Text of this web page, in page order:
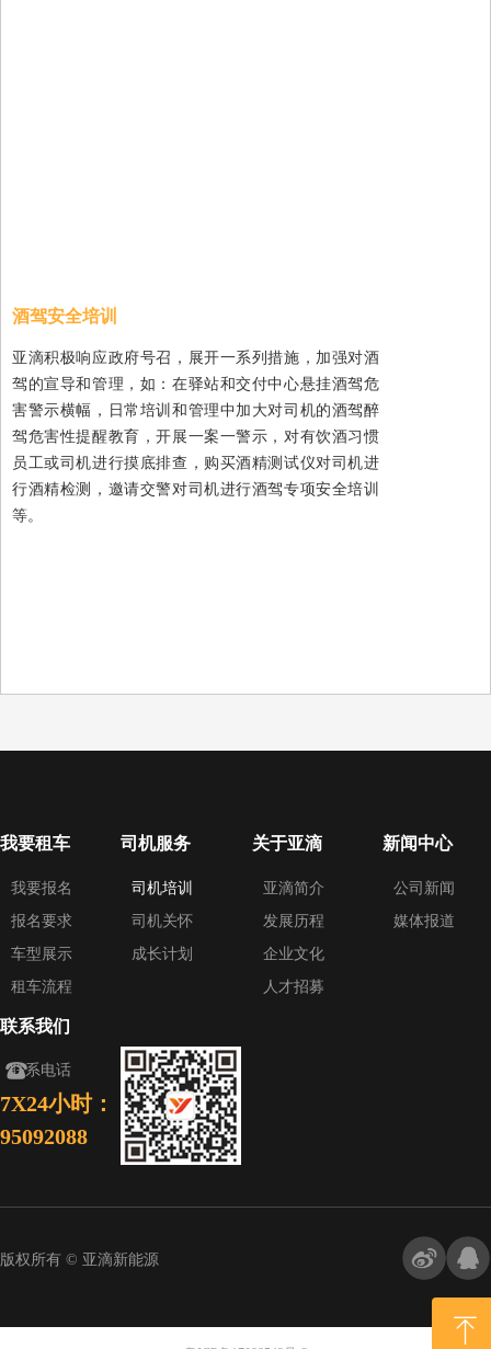
酒驾安全培训
亚滴积极响应政府号召，展开一系列措施，加强对酒
驾的宣导和管理，如：在驿站和交付中心悬挂酒驾危
害警示横幅，日常培训和管理中加大对司机的酒驾醉
驾危害性提醒教育，开展一案一警示，对有饮酒习惯
员工或司机进行摸底排查，购买酒精测试仪对司机进
行酒精检测，邀请交警对司机进行酒驾专项安全培训
等。
我要租车
我要报名
报名要求
车型展示
租车流程
司机培训
司机关怀
成长计划
司机服务
亚滴简介
发展历程
企业文化
人才招募
关于亚滴
公司新闻
媒体报道
新闻中心
뀰
7X24小时：
95092088
版权所有 © 亚滴新能源
联系我们
联系电话
ꁸ